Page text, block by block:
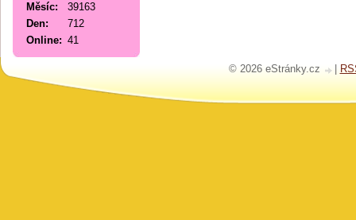
Online: 41
Měsíc:
39163
Den:
712
© 2026 eStránky.cz